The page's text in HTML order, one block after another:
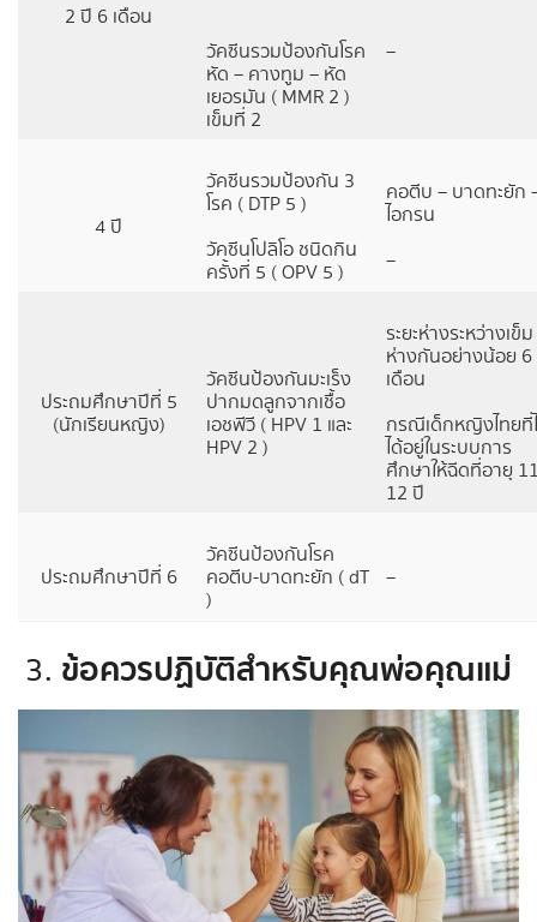
2 ปี 6 เดือน
วัคซีนรวมป้องกันโรค
หัด – คางทูม – หัด
เยอรมัน ( MMR 2 )
เข็มที่ 2
–
4 ปี
วัคซีนรวมป้องกัน 3
โรค ( DTP 5 )
วัคซีนโปลิโอ ชนิดกิน
ครั้งที่ 5 ( OPV 5 )
คอตีบ – บาดทะยัก
ไอกรน
–
ประถมศึกษาปีที่ 5
(นักเรียนหญิง)
วัคซีนป้องกันมะเร็ง
ปากมดลูกจากเชื้อ
เอชพีวี ( HPV 1 และ
HPV 2 )
ระยะห่างระหว่างเข็ม
ห่างกันอย่างน้อย 6
เดือน
กรณีเด็กหญิงไทยที่
ได้อยู่ในระบบการ
ศึกษาให้ฉีดที่อายุ
12 ปี
ประถมศึกษาปีที่ 6
วัคซีนป้องกันโรค
คอตีบ-บาดทะยัก ( dT
)
–
3. ข้อควรปฏิบัติสำหรับคุณพ่อคุณแม่